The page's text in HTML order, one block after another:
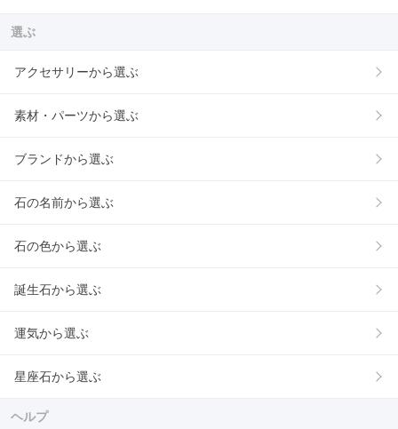
選ぶ
アクセサリーから選ぶ
素材・パーツから選ぶ
ブランドから選ぶ
石の名前から選ぶ
石の色から選ぶ
誕生石から選ぶ
運気から選ぶ
星座石から選ぶ
ヘルプ